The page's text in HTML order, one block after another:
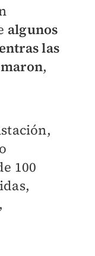
algunos
las
,
100